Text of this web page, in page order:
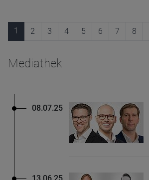
1 2 3 4 5 6 7 8
Mediathek
08.07.25
13.06.25